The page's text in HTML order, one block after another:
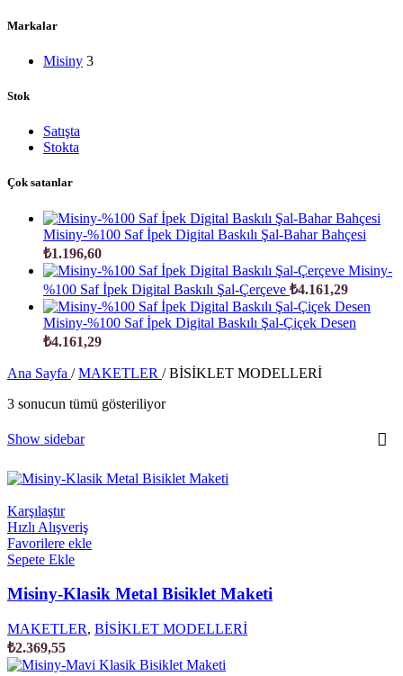
Markalar
Misiny 3
Stok
Satışta
Stokta
Çok satanlar
Misiny-%100 Saf İpek Digital Baskılı Şal-Bahar Bahçesi
₺1.196,60
Misiny-
%100 Saf İpek Digital Baskılı Şal-Çerçeve ₺4.161,29
Misiny-%100 Saf İpek Digital Baskılı Şal-Çiçek Desen
₺4.161,29
Ana Sayfa / MAKETLER / BİSİKLET MODELLERİ
3 sonucun tümü gösteriliyor
Show sidebar
Karşılaştır
Hızlı Alışveriş
Favorilere ekle
Sepete Ekle
Misiny-Klasik Metal Bisiklet Maketi
MAKETLER, BİSİKLET MODELLERİ
₺2.369,55